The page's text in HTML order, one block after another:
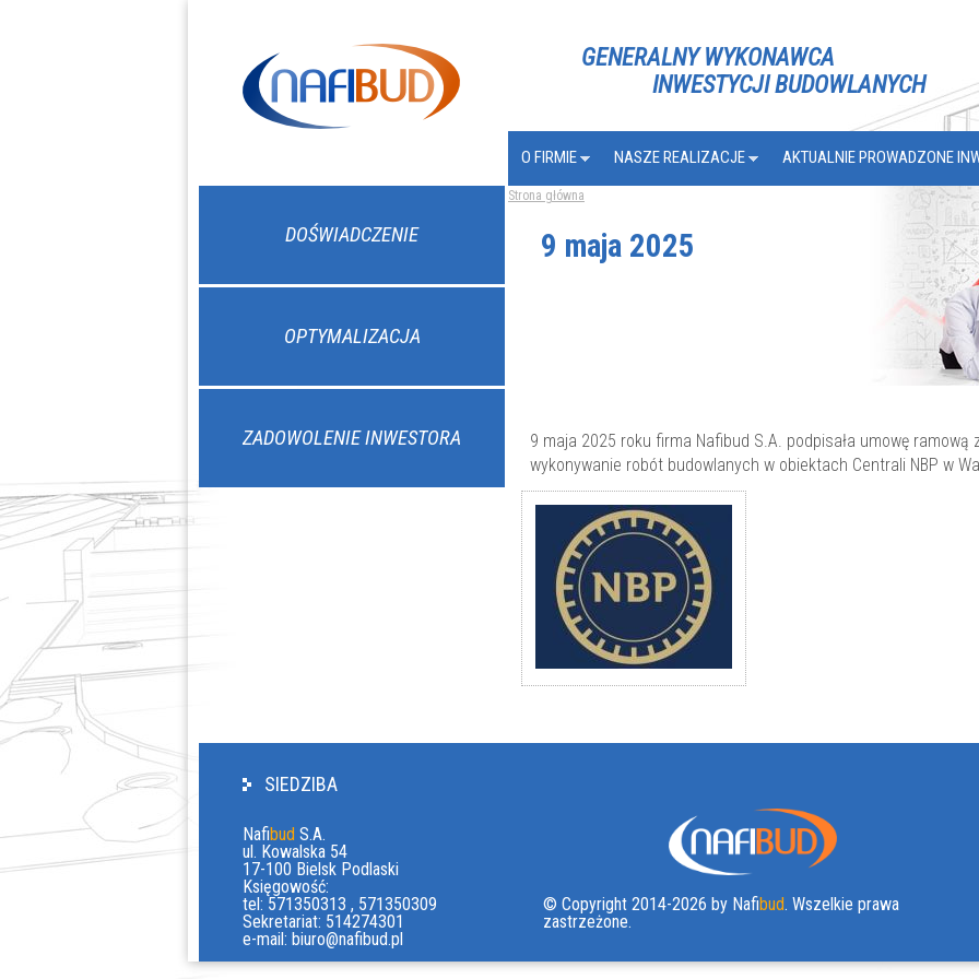
GENERALNY WYKONAWCA
INWESTYCJI BUDOWLANYCH
Jesteś
tutaj
Strona główna
9 maja 2025
9 maja 2025 roku firma Nafibud S.A. podpisała umowę ramową
wykonywanie robót budowlanych w obiektach Centrali NBP w
O FIRMIE NASZE REALIZACJE AKTUALNIE PROWADZONE
DOŚWIADCZENIE
OPTYMALIZACJA
ZADOWOLENIE INWESTORA
SIEDZIBA
Nafibud S.A.
ul. Kowalska 54
17-100 Bielsk Podlaski
Księgowość:
tel: 571350313 , 571350309
Sekretariat: 514274301
e-mail: biuro@nafibud.pl
© Copyright 2014-2026 by Nafibud. Wszelkie prawa
zastrzeżone.